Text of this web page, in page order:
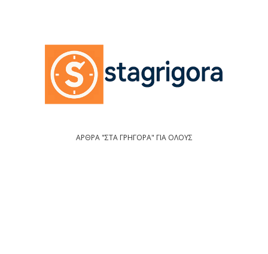
ΑΡΘΡΑ "ΣΤΑ ΓΡΗΓΟΡΑ" ΓΙΑ ΟΛΟΥΣ